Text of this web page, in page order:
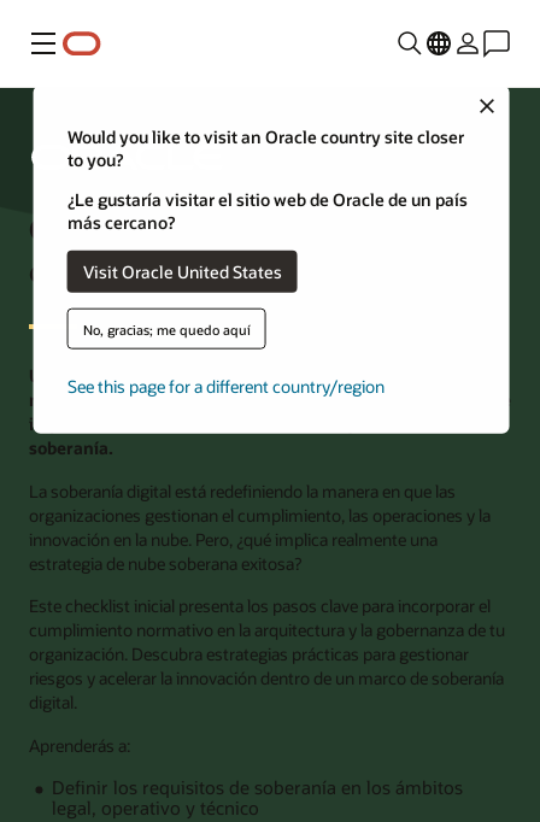
Menú
Would you like to visit an Oracle country site closer
to you?
¿Le gustaría visitar el sitio web de Oracle de un país
más cercano?
Visit Oracle United States
No, gracias; me quedo aquí
See this page for a different country/region
Cómo implementar una estrategia
de nube soberana
Un checklist ejecutivo para implementar una estrategia de
nube soberana con acciones prácticas para mitigar riesgos e
impulsar la innovación dentro de los requisitos de
soberanía.
La soberanía digital está redefiniendo la manera en que las
organizaciones gestionan el cumplimiento, las operaciones y la
innovación en la nube. Pero, ¿qué implica realmente una
estrategia de nube soberana exitosa?
Este checklist inicial presenta los pasos clave para incorporar el
cumplimiento normativo en la arquitectura y la gobernanza de tu
organización. Descubra estrategias prácticas para gestionar
riesgos y acelerar la innovación dentro de un marco de soberanía
digital.
Aprenderás a:
Definir los requisitos de soberanía en los ámbitos
legal, operativo y técnico